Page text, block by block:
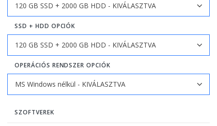
SSD + HDD OPCIÓK
OPERÁCIÓS RENDSZER OPCIÓK
SZOFTVEREK